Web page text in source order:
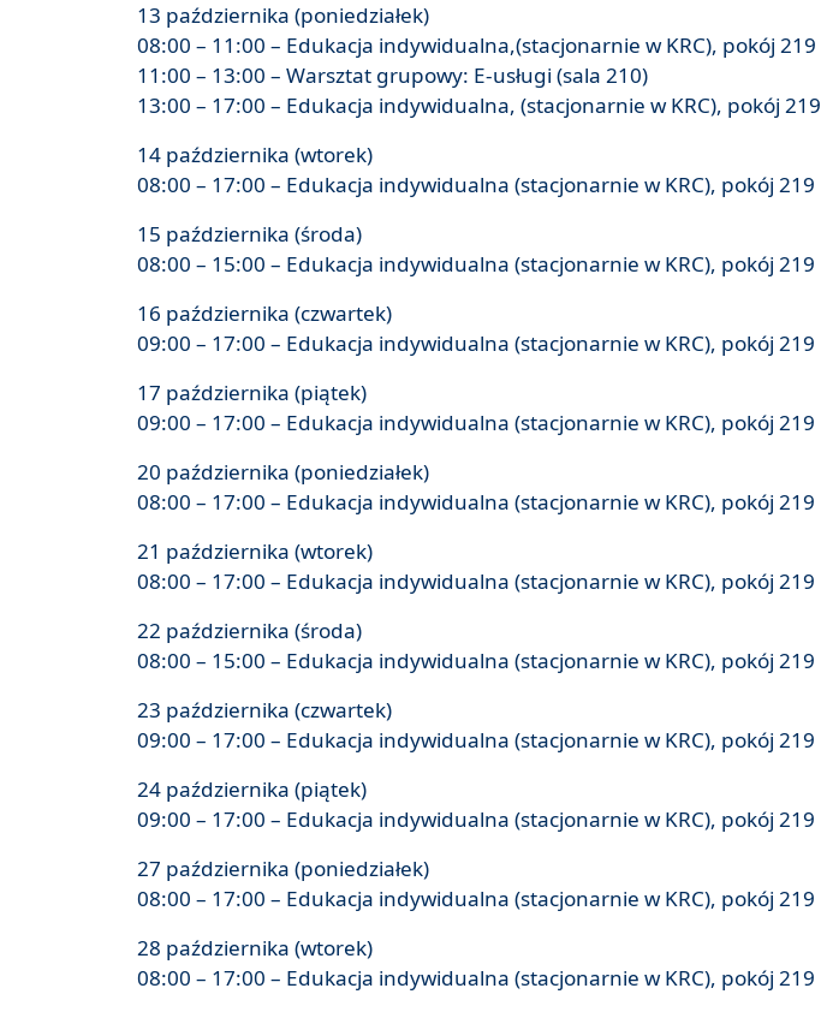
13 października (poniedziałek)
08:00 – 11:00 – Edukacja indywidualna,(stacjonarnie w KRC), pokój 219
11:00 – 13:00 – Warsztat grupowy: E-usługi (sala 210)
13:00 – 17:00 – Edukacja indywidualna, (stacjonarnie w KRC), pokój 219
14 października (wtorek)
08:00 – 17:00 – Edukacja indywidualna (stacjonarnie w KRC), pokój 219
15 października (środa)
08:00 – 15:00 – Edukacja indywidualna (stacjonarnie w KRC), pokój 219
16 października (czwartek)
09:00 – 17:00 – Edukacja indywidualna (stacjonarnie w KRC), pokój 219
17 października (piątek)
09:00 – 17:00 – Edukacja indywidualna (stacjonarnie w KRC), pokój 219
20 października (poniedziałek)
08:00 – 17:00 – Edukacja indywidualna (stacjonarnie w KRC), pokój 219
21 października (wtorek)
08:00 – 17:00 – Edukacja indywidualna (stacjonarnie w KRC), pokój 219
22 października (środa)
08:00 – 15:00 – Edukacja indywidualna (stacjonarnie w KRC), pokój 219
23 października (czwartek)
09:00 – 17:00 – Edukacja indywidualna (stacjonarnie w KRC), pokój 219
24 października (piątek)
09:00 – 17:00 – Edukacja indywidualna (stacjonarnie w KRC), pokój 219
27 października (poniedziałek)
08:00 – 17:00 – Edukacja indywidualna (stacjonarnie w KRC), pokój 219
28 października (wtorek)
08:00 – 17:00 – Edukacja indywidualna (stacjonarnie w KRC), pokój 219